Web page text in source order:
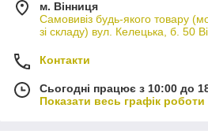
м. Вінниця
Самовивіз будь-якого товару
зі складу) вул. Келецька, б. 50
Контакти
Сьогодні працює з 10:00 до
Показати весь графік роботи